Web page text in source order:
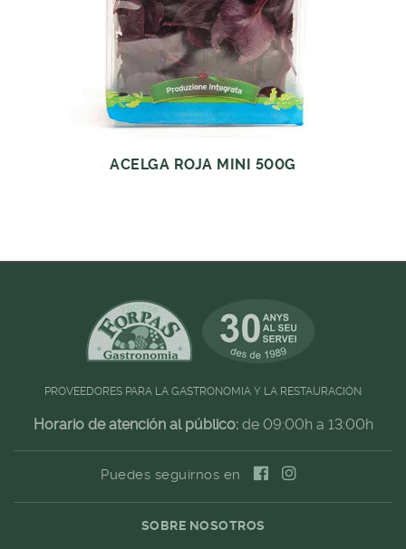
ACELGA ROJA MINI 500G
PROVEEDORES PARA LA GASTRONOMIA Y LA RESTAURACIÓN
Horario de atención al público:de 09:00h a 13:00h
Puedes seguirnos en
SOBRE NOSOTROS